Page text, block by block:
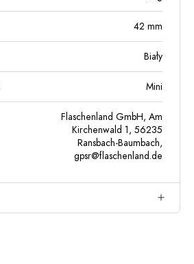
42 mm
Biały
Mini
Flaschenland GmbH, Am
Kirchenwald 1, 56235
Ransbach-Baumbach,
gpsr@flaschenland.de